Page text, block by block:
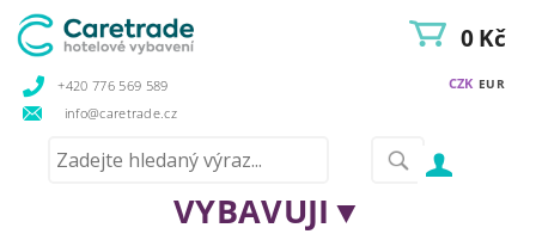
+420 776 569 589
info@caretrade.cz
CZK EUR
0 Kč
VYBAVUJI